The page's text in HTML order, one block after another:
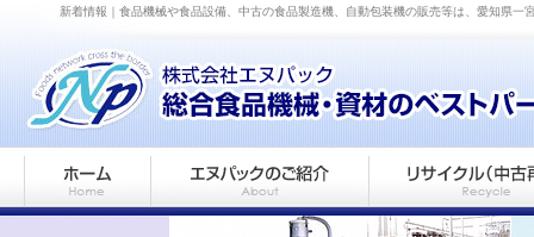
新着情報｜食品機械や食品設備、中古の食品製造機、自動包装機の販売等は、愛知県